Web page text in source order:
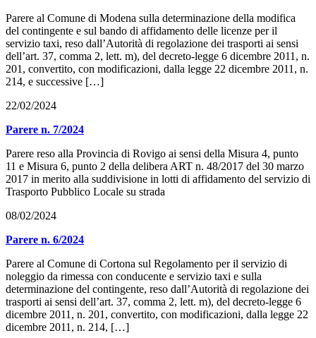
Parere al Comune di Modena sulla determinazione della modifica
del contingente e sul bando di affidamento delle licenze per il
servizio taxi, reso dall’Autorità di regolazione dei trasporti ai sensi
dell’art. 37, comma 2, lett. m), del decreto-legge 6 dicembre 2011, n.
201, convertito, con modificazioni, dalla legge 22 dicembre 2011, n.
214, e successive […]
22/02/2024
Parere n. 7/2024
Parere reso alla Provincia di Rovigo ai sensi della Misura 4, punto
11 e Misura 6, punto 2 della delibera ART n. 48/2017 del 30 marzo
2017 in merito alla suddivisione in lotti di affidamento del servizio di
Trasporto Pubblico Locale su strada
08/02/2024
Parere n. 6/2024
Parere al Comune di Cortona sul Regolamento per il servizio di
noleggio da rimessa con conducente e servizio taxi e sulla
determinazione del contingente, reso dall’Autorità di regolazione dei
trasporti ai sensi dell’art. 37, comma 2, lett. m), del decreto-legge 6
dicembre 2011, n. 201, convertito, con modificazioni, dalla legge 22
dicembre 2011, n. 214, […]